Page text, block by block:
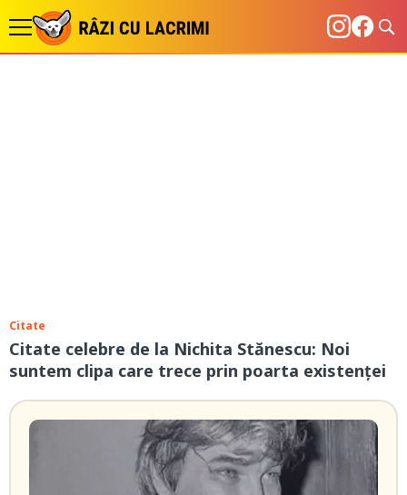
Citate
Citate celebre de la Nichita Stănescu: Noi
suntem clipa care trece prin poarta existenţei